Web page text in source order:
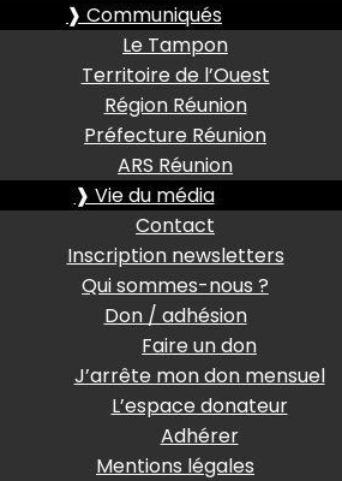
❱ Communiqués
Le Tampon
Territoire de l’Ouest
Région Réunion
Préfecture Réunion
ARS Réunion
❱ Vie du média
Contact
Inscription newsletters
Qui sommes-nous ?
Don / adhésion
Faire un don
J’arrête mon don mensuel
L’espace donateur
Adhérer
Mentions légales